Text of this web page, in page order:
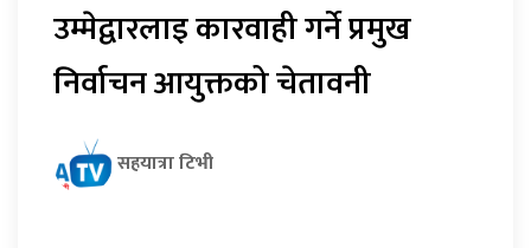
उम्मेद्वारलाइ कारवाही गर्ने प्रमुख
निर्वाचन आयुक्तको चेतावनी
सहयात्रा टिभी